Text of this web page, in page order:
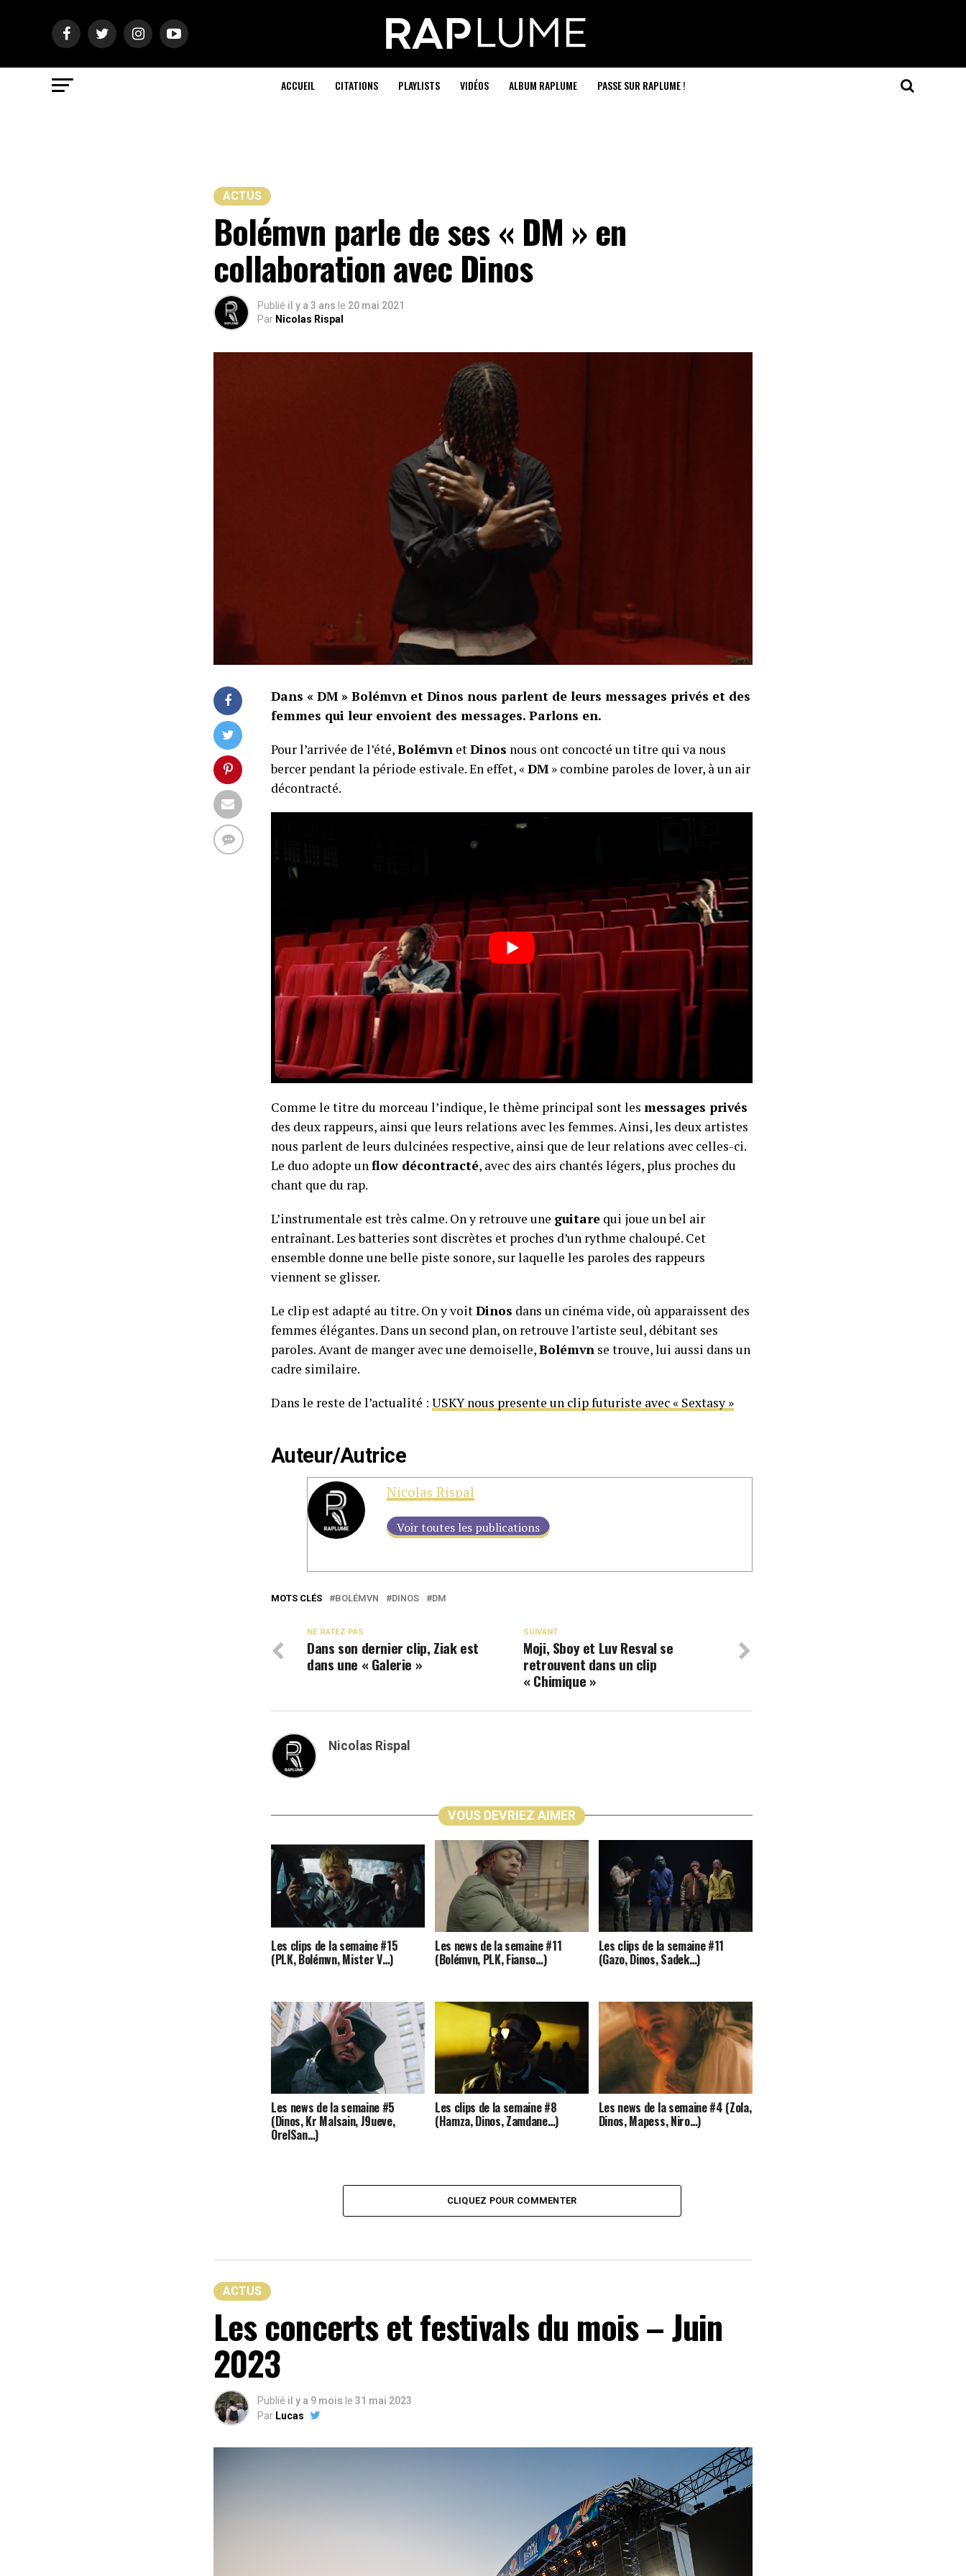
ACCUEIL CITATIONS PLAYLISTS VIDÉOS ALBUM RAPLUME PASSE SUR RAPLUME !
ACTUS
Bolémvn parle de ses « DM » en
collaboration avec Dinos
Publié il y a 3 ans le 20 mai 2021
Par Nicolas Rispal
Dans « DM » Bolémvn et Dinos nous parlent de leurs messages privés et des
femmes qui leur envoient des messages. Parlons en.
Pour l’arrivée de l’été,Bolémvn etDinos nous ont concocté un titre qui va nous
bercer pendant la période estivale. En effet, «DM » combine paroles de lover, à un air
décontracté.
Comme le titre du morceau l’indique, le thème principal sont les messages privés
des deux rappeurs, ainsi que leurs relations avec les femmes. Ainsi, les deux artistes
nous parlent de leurs dulcinées respective, ainsi que de leur relations avec celles-ci.
Le duo adopte unflow décontracté, avec des airs chantés légers, plus proches du
chant que du rap.
L’instrumentale est très calme. On y retrouve une guitare qui joue un bel air
entraînant. Les batteries sont discrètes et proches d’un rythme chaloupé. Cet
ensemble donne une belle piste sonore, sur laquelle les paroles des rappeurs
viennent se glisser.
Le clip est adapté au titre. On y voitDinos dans un cinéma vide, où apparaissent des
femmes élégantes. Dans un second plan, on retrouve l’artiste seul, débitant ses
paroles. Avant de manger avec une demoiselle,Bolémvn se trouve, lui aussi dans un
cadre similaire.
Dans le reste de l’actualité : USKY nous presente un clip futuriste avec « Sextasy »
Auteur/Autrice
Nicolas Rispal
Voir toutes les publications
MOTS CLÉS BOLÉMVN DINOS DM
SUIVANT
Moji, Sboy et Luv Resval se
retrouvent dans un clip
« Chimique »
NE RATEZ PAS
Dans son dernier clip, Ziak est
dans une « Galerie »
Nicolas Rispal
VOUS DEVRIEZ AIMER
Les clips de la semaine #15
(PLK, Bolémvn, Mister V…)
Les news de la semaine #11
(Bolémvn, PLK, Fianso…)
Les clips de la semaine #11
(Gazo, Dinos, Sadek…)
Les news de la semaine #5
(Dinos, Kr Malsain, J9ueve,
OrelSan…)
Les clips de la semaine #8
(Hamza, Dinos, Zamdane…)
Les news de la semaine #4 (Zola,
Dinos, Mapess, Niro…)
CLIQUEZ POUR COMMENTER
ACTUS
Les concerts et festivals du mois – Juin
2023
Publié il y a 9 mois le 31 mai 2023
Par Lucas